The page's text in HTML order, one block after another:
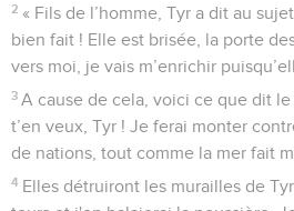
2 « Fils de l’homme, Tyr a dit au
bien fait ! Elle est brisée, la porte
vers moi, je vais m’enrichir
3 A cause de cela, voici ce que dit
t’en veux, Tyr ! Je ferai monter
de nations, tout comme la mer fait
4 Elles détruiront les murailles de